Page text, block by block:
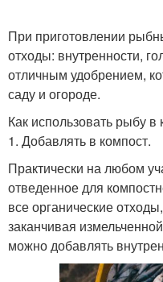
При приготовлении
отходы: внутренности,
отличным удобрением,
саду и огороде.
Как использовать рыбу в
1. Добавлять в компост.
Практически на любом
отведенное для
все органические
заканчивая
можно добавлять